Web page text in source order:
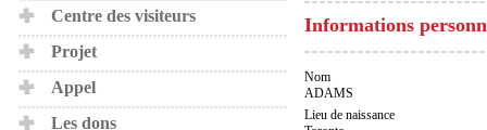
Centre des visiteurs
Projet
Appel
Les dons
Informations
Nom
ADAMS
Lieu de naissance